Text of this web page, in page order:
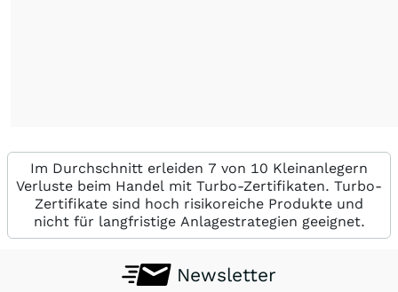
Im Durchschnitt erleiden 7 von 10 Kleinanlegern
Verluste beim Handel mit Turbo-Zertifikaten. Turbo-
Zertifikate sind hoch risikoreiche Produkte und
nicht für langfristige Anlagestrategien geeignet.
Newsletter